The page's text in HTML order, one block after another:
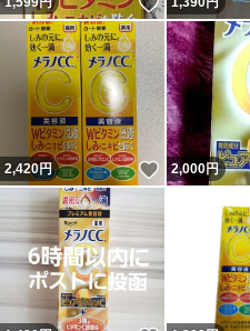
2,420円 いいね！
2,000円